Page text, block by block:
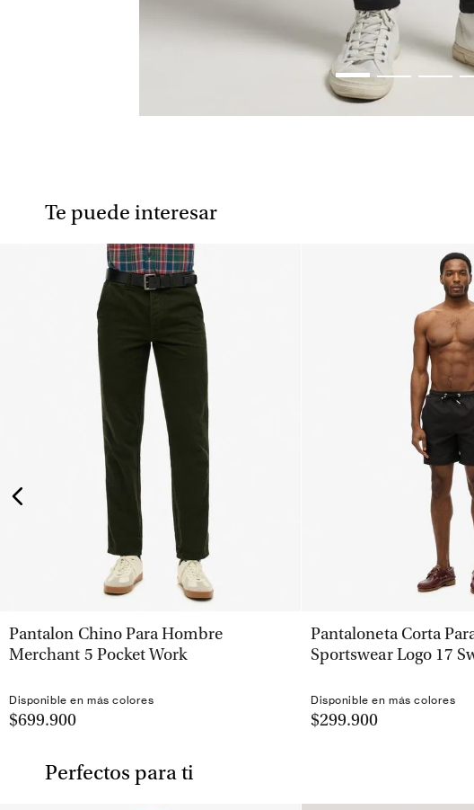
Te puede interesar
VISTA RÁPIDA
Pantalon Chino Para Hombre
Merchant 5 Pocket Work
Disponible en más colores
$699.900
VISTA
Pantaloneta Corta
Sportswear Logo 17
Disponible en más colores
$299.900
Perfectos para ti